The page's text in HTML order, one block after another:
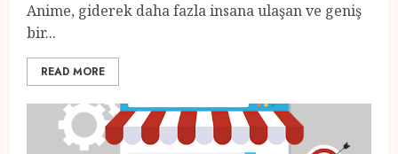
Anime, giderek daha fazla insana ulaşan ve geniş
bir...
READ MORE